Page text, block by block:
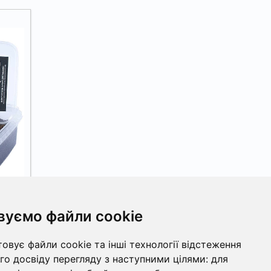
файли cookie
файли cookie та інші технології відстеження
досвіду перегляду з наступними цілями: для